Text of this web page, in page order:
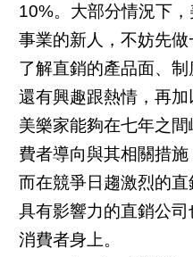
10%。大部分情況下
事業的新人，不妨先
了解直銷的產品面、
還有興趣跟熱情，再加
美樂家能夠在七年之
費者導向與其相關措施
而在競爭日趨激烈的
具有影響力的直銷公
消費者身上。